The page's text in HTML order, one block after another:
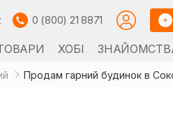
0 (800) 21 8871
ХОБІ
Продам гарний будинок в